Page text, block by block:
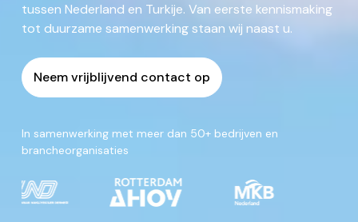
tussen Nederland en Turkije. Van eerste kennismaking
tot duurzame samenwerking staan wij naast u.
Neem vrijblijvend contact op
In samenwerking met meer dan 50+ bedrijven en
brancheorganisaties